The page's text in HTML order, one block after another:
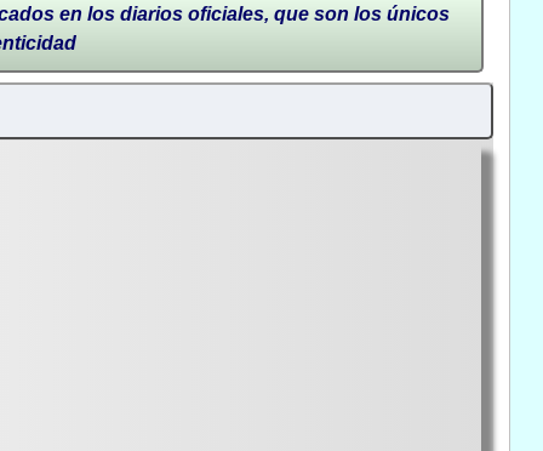
en los diarios oficiales, que son los únicos